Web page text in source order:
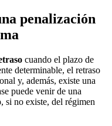
penalización
cuando el plazo de
determinable, el retraso
y, además, existe una
puede venir de una
si no existe, del régimen